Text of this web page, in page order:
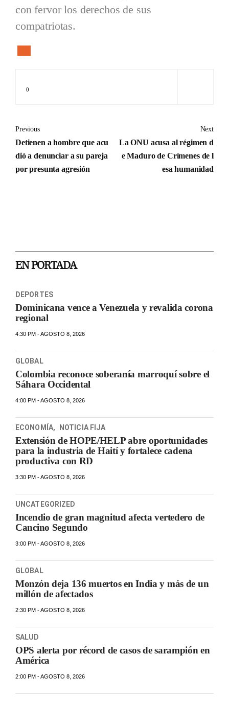
con fervor los derechos de sus
compatriotas.
0
Previous
Detienen a hombre que acu
dió a denunciar a su pareja
por presunta agresión
Next
La ONU acusa al régimen d
e Maduro de Crímenes de l
esa humanidad
EN PORTADA
DEPORTES
Dominicana vence a Venezuela y revalida corona
regional
4:30 PM - AGOSTO 8, 2026
GLOBAL
Colombia reconoce soberanía marroquí sobre el
Sáhara Occidental
4:00 PM - AGOSTO 8, 2026
ECONOMÍA, NOTICIA FIJA
Extensión de HOPE/HELP abre oportunidades
para la industria de Haití y fortalece cadena
productiva con RD
3:30 PM - AGOSTO 8, 2026
UNCATEGORIZED
Incendio de gran magnitud afecta vertedero de
Cancino Segundo
3:00 PM - AGOSTO 8, 2026
GLOBAL
Monzón deja 136 muertos en India y más de un
millón de afectados
2:30 PM - AGOSTO 8, 2026
SALUD
OPS alerta por récord de casos de sarampión en
América
2:00 PM - AGOSTO 8, 2026